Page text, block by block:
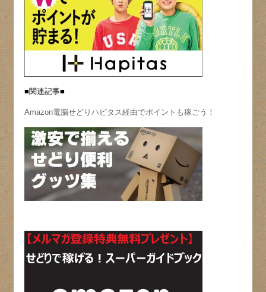
■関連記事■
Amazon電脳せどりハピタス経由でポイントも稼ごう！